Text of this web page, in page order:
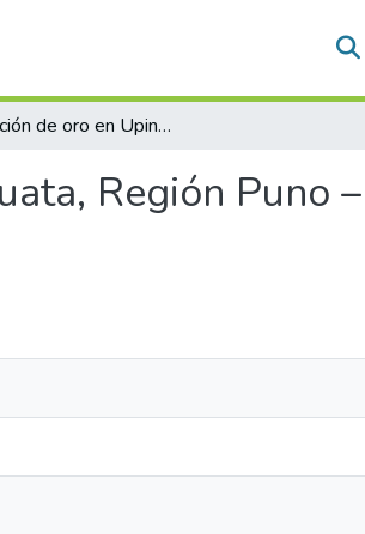
Exportación de oro en Upina II del Distrito de Ituata, Región Puno – 2020 al 2024
Región Puno –